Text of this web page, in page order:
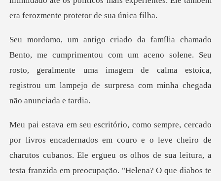
com um aceno solene. Seu
rosto, geralmente uma imagem de calma estoica,
e o leve cheiro de
charutos cubanos. Ele ergueu os olhos de sua leitura, a
testa franz